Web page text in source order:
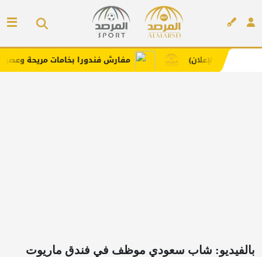
مفارش فندورا بخامات مريحة وعصرية مع الإعلان)
بالفيديو: شاب سعودي موظف في فندق ماريوت